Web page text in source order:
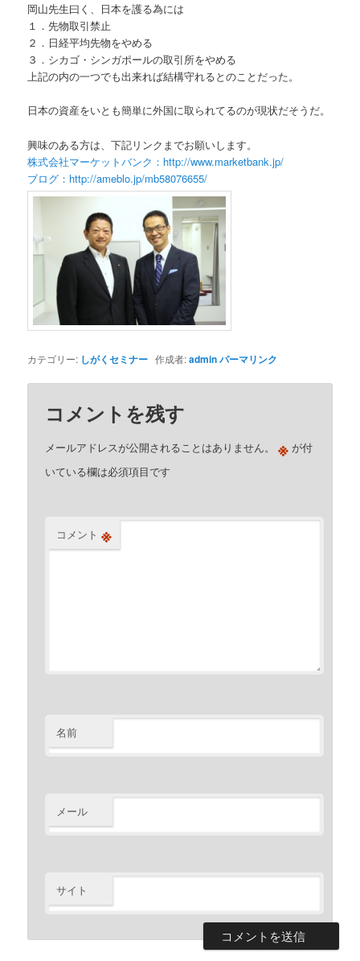
岡山先生曰く、日本を護る為には
１．先物取引禁止
２．日経平均先物をやめる
３．シカゴ・シンガポールの取引所をやめる
上記の内の一つでも出来れば結構守れるとのことだった。
日本の資産をいとも簡単に外国に取られてるのが現状だそうだ。
興味のある方は、下記リンクまでお願いします。
株式会社マーケットバンク：http://www.marketbank.jp/
ブログ：http://ameblo.jp/mb58076655/
カテゴリー: しがくセミナー 作成者:adminパーマリンク
コメントを残す
メールアドレスが公開されることはありません。 ※ が付
いている欄は必須項目です
コメント ※
名前
メール
サイト